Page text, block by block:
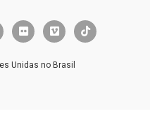
f
flickr vimeo tiktok
Unidas no Brasil